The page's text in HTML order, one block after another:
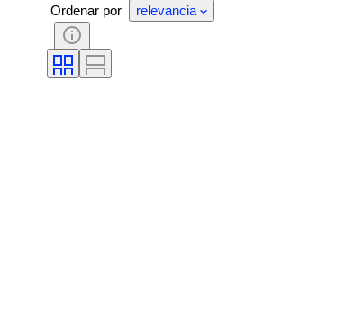
Ordenar por relevancia